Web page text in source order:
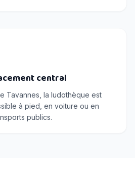
central
Tavannes, la ludothèque est
à pied, en voiture ou en
publics.